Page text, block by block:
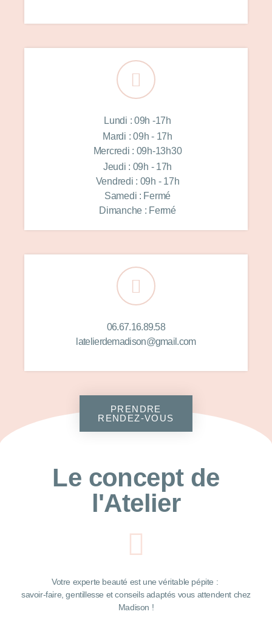
Lundi : 09h -17h
Mardi : 09h - 17h
Mercredi : 09h-13h30
Jeudi : 09h - 17h
Vendredi : 09h - 17h
Samedi : Fermé
Dimanche : Fermé
06.67.16.89.58
latelierdemadison@gmail.com
PRENDRE
RENDEZ-VOUS
Le concept de
l'Atelier
Votre experte beauté est une véritable pépite :
savoir-faire, gentillesse et conseils adaptés vous attendent chez
Madison !